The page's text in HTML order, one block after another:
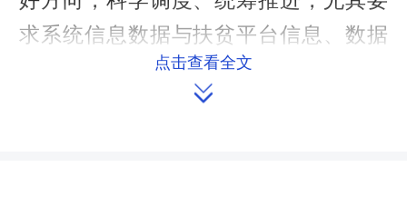
求系统信息数据与扶贫平台信息、数据
匹配无误；要掌握熟悉政策，加强培
训，扎实细致做好群众工作，切实提高
点击查看全文
